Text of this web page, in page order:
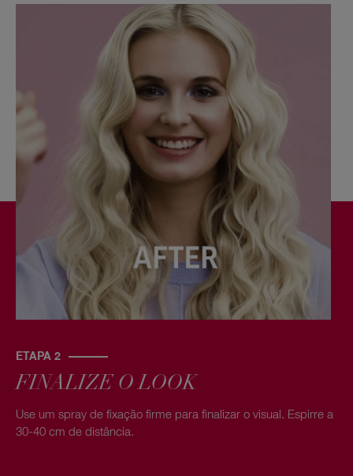
ETAPA 2
FINALIZE O LOOK
Use um spray de fixação firme para finalizar o visual. Espirre a
30-40 cm de distância.